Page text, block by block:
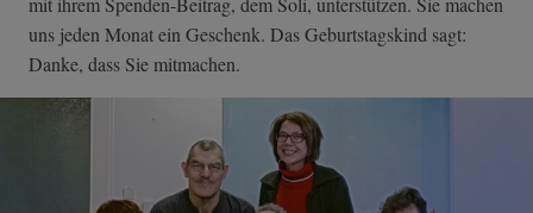
uns jeden Monat ein Geschenk. Das Geburtstagskind sagt:
Danke, dass Sie mitmachen.